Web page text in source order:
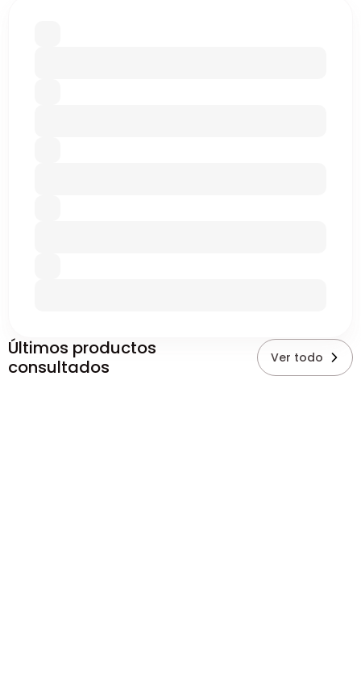
Últimos productos
consultados
Ver todo